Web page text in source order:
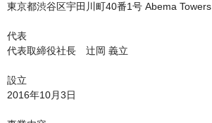
東京都渋谷区宇田川町40番1号 Abema Towers
代表
代表取締役社長　辻岡 義立
設立
2016年10月3日